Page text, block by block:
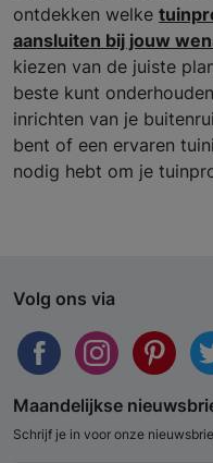
ontdekken welke
aansluiten bij jouw
kiezen van de juiste
beste kunt
inrichten van je
bent of een ervaren
nodig hebt om je
Volg ons via
Maandelijkse
Schrijf je in voor onze